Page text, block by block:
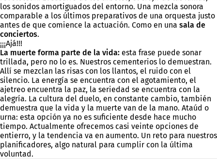
los sonidos amortiguados del entorno. Una mezcla sonora
comparable a los últimos preparativos de una orquesta justo
antes de que comience la actuación. Como en una sala de
conciertos.
¡¡¡Ajá!!!
La muerte forma parte de la vida: esta frase puede sonar
trillada, pero no lo es. Nuestros cementerios lo demuestran.
Allí se mezclan las risas con los llantos, el ruido con el
silencio. La energía se encuentra con el agotamiento, el
ajetreo encuentra la paz, la seriedad se encuentra con la
alegría. La cultura del duelo, en constante cambio, también
demuestra que la vida y la muerte van de la mano. Ataúd o
urna: esta opción ya no es suficiente desde hace mucho
tiempo. Actualmente ofrecemos casi veinte opciones de
entierro, y la tendencia va en aumento. Un reto para nuestros
planificadores, algo natural para cumplir con la última
voluntad.